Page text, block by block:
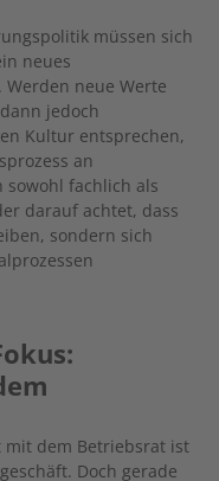
müssen sich
neues
neue Werte
jedoch
Kultur entsprechen,
an
fachlich als
darauf achtet, dass
sondern sich
mit dem Betriebsrat ist
Doch gerade